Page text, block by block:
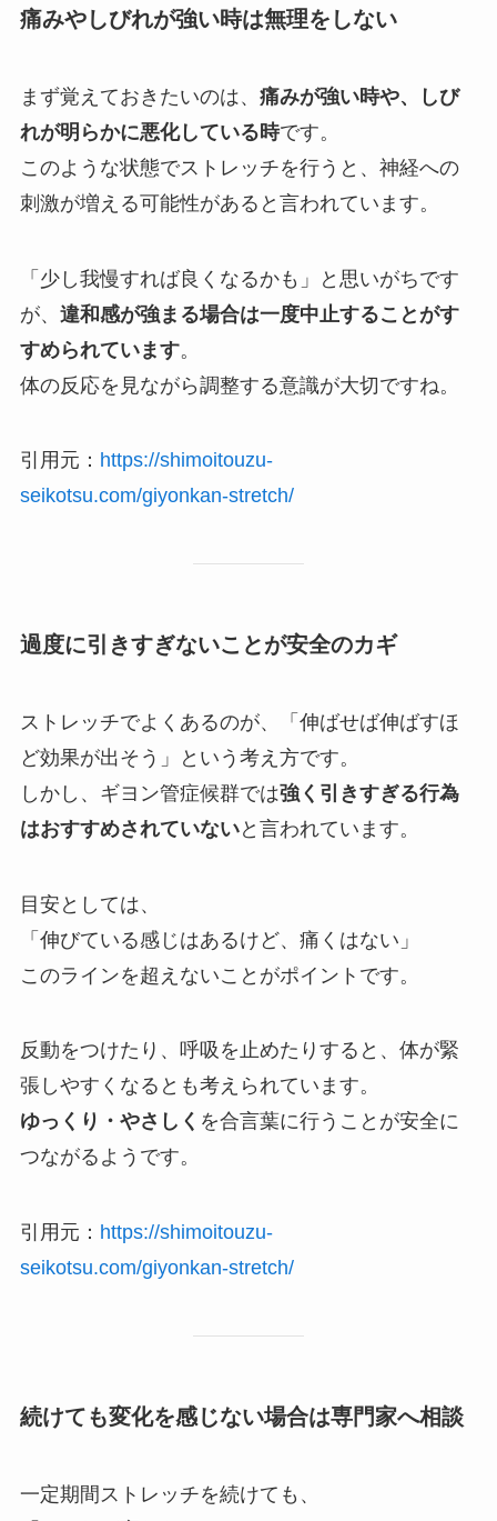
痛みやしびれが強い時は無理をしない
まず覚えておきたいのは、 痛みが強い時や、しび
れが明らかに悪化している時です。
このような状態でストレッチを行うと、神経への
刺激が増える可能性があると言われています。
「少し我慢すれば良くなるかも」と思いがちです
が、 違和感が強まる場合は一度中止することがす
すめられています。
体の反応を見ながら調整する意識が大切ですね。
引用元： https://shimoitouzu-
seikotsu.com/giyonkan-stretch/
過度に引きすぎないことが安全のカギ
ストレッチでよくあるのが、「伸ばせば伸ばすほ
ど効果が出そう」という考え方です。
しかし、ギヨン管症候群では強く引きすぎる行為
はおすすめされていないと言われています。
目安としては、
「伸びている感じはあるけど、痛くはない」
このラインを超えないことがポイントです。
反動をつけたり、呼吸を止めたりすると、体が緊
張しやすくなるとも考えられています。
ゆっくり・やさしく を合言葉に行うことが安全に
つながるようです。
引用元： https://shimoitouzu-
seikotsu.com/giyonkan-stretch/
続けても変化を感じない場合は専門家へ相談
一定期間ストレッチを続けても、